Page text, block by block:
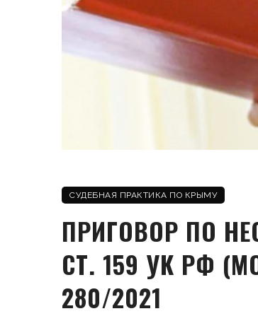
СУДЕБНАЯ ПРАКТИКА ПО КРЫМУ
ПРИГОВОР ПО
СТ. 159 УК РФ
280/2021